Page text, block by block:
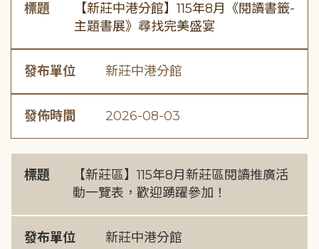
標題
【新莊中港分館】115年8月《閱讀書籤-
主題書展》尋找完美盛宴
發布單位 新莊中港分館
發佈時間 2026-08-03
標題
【新莊區】115年8月新莊區閱讀推廣活
動一覽表，歡迎踴躍參加！
發布單位 新莊中港分館